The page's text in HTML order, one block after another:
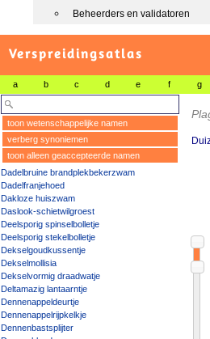
Beheerders en validatoren
Verspreidingsatlas
a b c d e f g
toon wetenschappelijke namen
verberg synoniemen
toon alleen geaccepteerde namen
Dadelbruine brandplekbekerzwam
Dadelfranjehoed
Dakloze huiszwam
Daslook-schietwilgroest
Deelsporig spinselbolletje
Deelsporig stekelbolletje
Dekselgoudkussentje
Dekselmollisia
Dekselvormig draadwatje
Deltamazig lantaarntje
Dennenappeldeurtje
Dennenappelrijpkelkje
Dennenbastsplijter